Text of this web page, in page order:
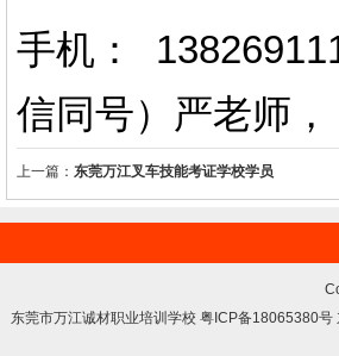
手机：
信同号）严老师 ，
上一篇： 东莞万江叉车技能考证学校学员
东莞市万江诚材职业培训学校 粤ICP备18065380